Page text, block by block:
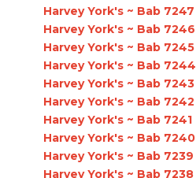
Harvey York's ~ Bab 7247
Harvey York's ~ Bab 7246
Harvey York's ~ Bab 7245
Harvey York's ~ Bab 7244
Harvey York's ~ Bab 7243
Harvey York's ~ Bab 7242
Harvey York's ~ Bab 7241
Harvey York's ~ Bab 7240
Harvey York's ~ Bab 7239
Harvey York's ~ Bab 7238